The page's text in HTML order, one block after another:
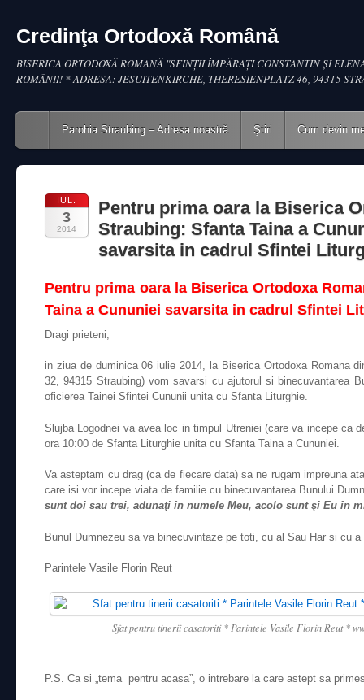
Credinţa Ortodoxă Română
BISERICA ORTODOXĂ ROMÂNĂ "SFINŢII ÎMPĂRAŢI CONSTANTIN ŞI
ROMÂNII! * ADRESA: JESUITENKIRCHE, THERESIENPLATZ 46, 94315
Main menu
Skip to content
Parohia Straubing – Adresa noastră Ştiri Cum devin
IUL.
3
2014
Pentru prima oara la Biserica
Straubing: Sfanta Taina a
savarsita in cadrul Sfintei
Pentru prima oara la Biserica Ortodoxa
Taina a Cununiei savarsita in cadrul Sfintei
Dragi prieteni,
in ziua de duminica 06 iulie 2014, la Biserica Ortodoxa Romana
32, 94315 Straubing) vom savarsi cu ajutorul si binecuvantarea
oficierea Tainei Sfintei Cununii unita cu Sfanta Liturghie.
Slujba Logodnei va avea loc in timpul Utreniei (care va incepe ca
ora 10:00 de Sfanta Liturghie unita cu Sfanta Taina a Cununiei.
Va asteptam cu drag (ca de fiecare data) sa ne rugam impreuna
care isi vor incepe viata de familie cu binecuvantarea Bunului
sunt doi sau trei, adunaţi în numele Meu, acolo sunt şi Eu în
Bunul Dumnezeu sa va binecuvintaze pe toti, cu al Sau Har si cu
Parintele Vasile Florin Reut
Sfat pentru tinerii casatoriti * Parintele Vasile Florin Reut *
P.S. Ca si „tema pentru acasa”, o intrebare la care astept sa